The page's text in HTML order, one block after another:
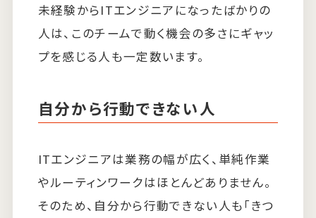
未経験からITエンジニアになったばかりの
人は、このチームで動く機会の多さにギャッ
プを感じる人も一定数います。
自分から行動できない人
ITエンジニアは業務の幅が広く、単純作業
やルーティンワークはほとんどありません。
そのため、自分から行動できない人も「きつ